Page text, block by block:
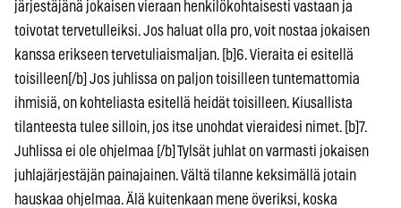
järjestäjänä jokaisen vieraan henkilökohtaisesti vastaan ja
toivotat tervetulleiksi. Jos haluat olla pro, voit nostaa jokaisen
kanssa erikseen tervetuliaismaljan. [b]6. Vieraita ei esitellä
toisilleen[/b] Jos juhlissa on paljon toisilleen tuntemattomia
ihmisiä, on kohteliasta esitellä heidät toisilleen. Kiusallista
tilanteesta tulee silloin, jos itse unohdat vieraidesi nimet. [b]7.
Juhlissa ei ole ohjelmaa [/b] Tylsät juhlat on varmasti jokaisen
juhlajärjestäjän painajainen. Vältä tilanne keksimällä jotain
hauskaa ohjelmaa. Älä kuitenkaan mene överiksi, koska